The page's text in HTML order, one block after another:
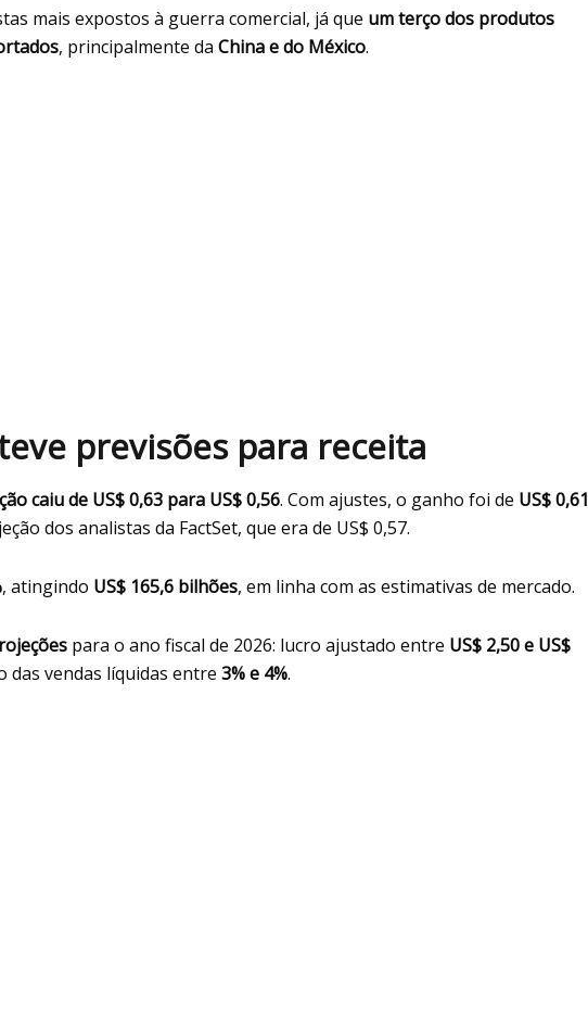
mais expostos à guerra comercial, já que um terço dos produtos
, principalmente da China e do México.
previsões para receita
caiu de US$ 0,63 para US$ 0,56. Com ajustes, o ganho foi de US$ 0,61
dos analistas da FactSet, que era de US$ 0,57.
, atingindo US$ 165,6 bilhões, em linha com as estimativas de mercado.
para o ano fiscal de 2026: lucro ajustado entre US$ 2,50 e US$
das vendas líquidas entre 3% e 4%.